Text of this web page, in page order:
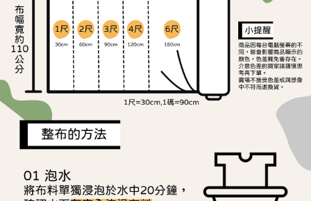
ATM／網路銀行／等多元方式進行付款，方視為交易完成。
※ 請注意：結帳手續完成當下不需立刻繳費，但若您需要取消訂單，請聯絡
購買商品的店家。未經商家同意取消之訂單仍視為有效，需透過AFTEE先享
後付繳納相關費用。
※ 交易是否成功請以「AFTEE先享後付 」之結帳頁面顯示為準，若有關於
是否繳費成功／繳費後需取消欲退款等相關疑問，請聯繫「AFTEE先享後付
客戶支援中心」 https://netprotections.freshdesk.com/support/home
【注意事項】
１．透過由恩沛科技股份有限公司提供之「AFTEE先享後付」服務完成之交
易，需依本服務之必要範圍內提供個人資料，並將交易相關給付款項請求債
權轉讓予恩沛科技股份有限公司。
https://aftee.tw/terms/#terms3
３．未成年的使用者請事先徵得法定代理人或監護人之同意方可使用
「AFTEE先享後付」，若未經同意申辦者引起之損失，本公司不負相關責
宅配
每筆NT$150，滿NT$1,500(含以上)免運費
離島宅配
每筆NT$240